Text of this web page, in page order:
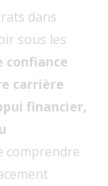
dans
sous les
confiance
carrière
financier,
comprendre